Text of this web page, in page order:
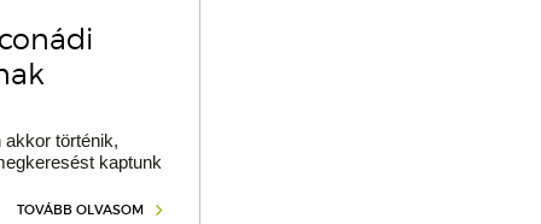
akkor történik,
kaptunk
TOVÁBB OLVASOM